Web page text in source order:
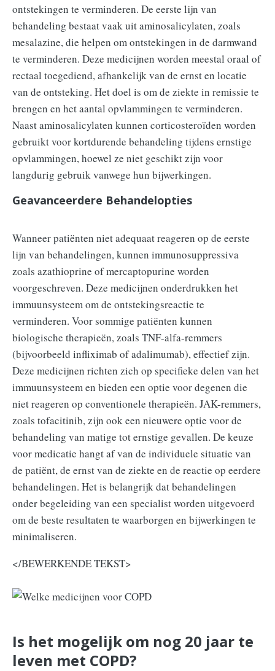
ontstekingen te verminderen. De eerste lijn van
behandeling bestaat vaak uit aminosalicylaten, zoals
mesalazine, die helpen om ontstekingen in de darmwand
te verminderen. Deze medicijnen worden meestal oraal of
rectaal toegediend, afhankelijk van de ernst en locatie
van de ontsteking. Het doel is om de ziekte in remissie te
brengen en het aantal opvlammingen te verminderen.
Naast aminosalicylaten kunnen corticosteroïden worden
gebruikt voor kortdurende behandeling tijdens ernstige
opvlammingen, hoewel ze niet geschikt zijn voor
langdurig gebruik vanwege hun bijwerkingen.
Geavanceerdere Behandelopties
Wanneer patiënten niet adequaat reageren op de eerste
lijn van behandelingen, kunnen immunosuppressiva
zoals azathioprine of mercaptopurine worden
voorgeschreven. Deze medicijnen onderdrukken het
immuunsysteem om de ontstekingsreactie te
verminderen. Voor sommige patiënten kunnen
biologische therapieën, zoals TNF-alfa-remmers
(bijvoorbeeld infliximab of adalimumab), effectief zijn.
Deze medicijnen richten zich op specifieke delen van het
immuunsysteem en bieden een optie voor degenen die
niet reageren op conventionele therapieën. JAK-remmers,
zoals tofacitinib, zijn ook een nieuwere optie voor de
behandeling van matige tot ernstige gevallen. De keuze
voor medicatie hangt af van de individuele situatie van
de patiënt, de ernst van de ziekte en de reactie op eerdere
behandelingen. Het is belangrijk dat behandelingen
onder begeleiding van een specialist worden uitgevoerd
om de beste resultaten te waarborgen en bijwerkingen te
minimaliseren.
</BEWERKENDE TEKST>
Is het mogelijk om nog 20 jaar te
leven met COPD?